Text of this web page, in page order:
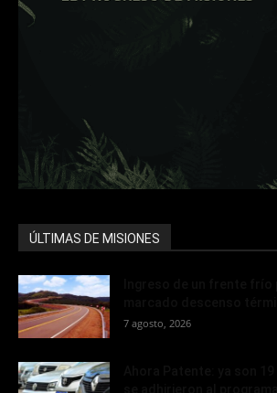
ÚLTIMAS DE MISIONES
7 agosto, 2026